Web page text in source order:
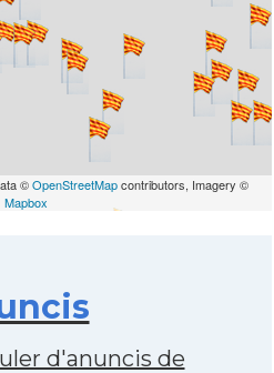
©OpenStreetMapcontributors, Imagery ©
Mapbox
d'anuncis de